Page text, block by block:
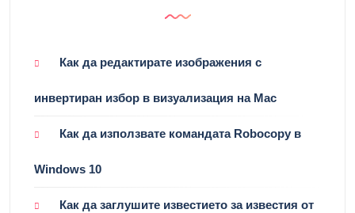
Как да редактирате изображения с
инвертиран избор в визуализация на Mac
Как да използвате командата Robocopy в
Windows 10
Как да заглушите известието за известия от